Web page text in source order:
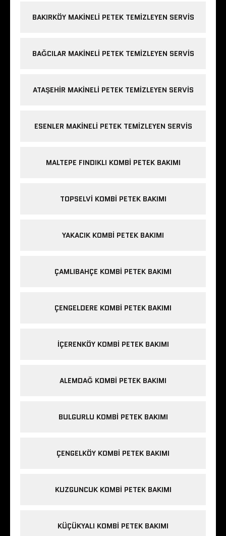
BAKIRKÖY MAKINELI PETEK TEMIZLEYEN SERVIS
BAĞCILAR MAKINELI PETEK TEMIZLEYEN SERVIS
ATAŞEHIR MAKINELI PETEK TEMIZLEYEN SERVIS
ESENLER MAKINELI PETEK TEMIZLEYEN SERVIS
MALTEPE FINDIKLI KOMBI PETEK BAKIMI
TOPSELVI KOMBI PETEK BAKIMI
YAKACIK KOMBI PETEK BAKIMI
ÇAMLIBAHÇE KOMBI PETEK BAKIMI
ÇENGELDERE KOMBI PETEK BAKIMI
IÇERENKÖY KOMBI PETEK BAKIMI
ALEMDAĞ KOMBI PETEK BAKIMI
BULGURLU KOMBI PETEK BAKIMI
ÇENGELKÖY KOMBI PETEK BAKIMI
KUZGUNCUK KOMBI PETEK BAKIMI
KÜÇÜKYALI KOMBI PETEK BAKIMI